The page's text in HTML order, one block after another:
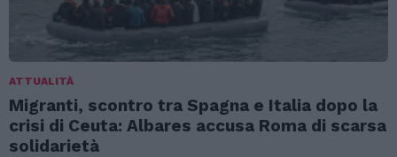
ATTUALITÀ
Migranti, scontro tra Spagna e Italia dopo la
crisi di Ceuta: Albares accusa Roma di scarsa
solidarietà